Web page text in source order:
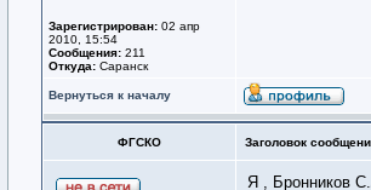
Зарегистрирован: 02 апр
2010, 15:54
Сообщения: 211
Откуда: Саранск
Вернуться к началу
ФГСКО Заголовок
Я , Бронников